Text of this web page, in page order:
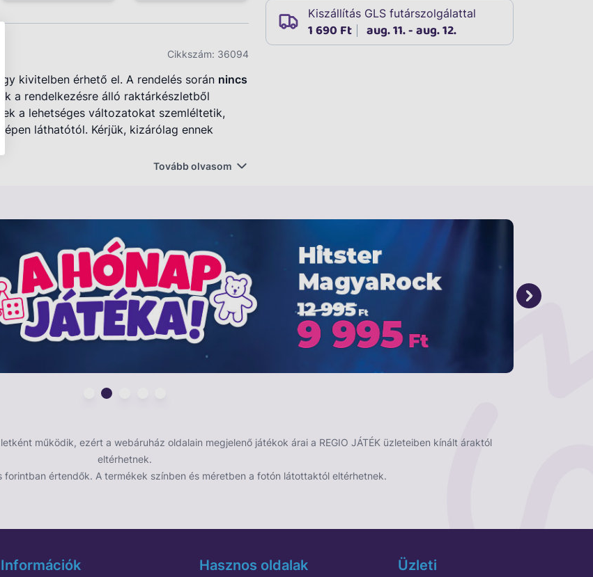
Cikkszám: 36094
kivitelben érhető el. A rendelés során nincs
a rendelkezésre álló raktárkészletből
a lehetséges változatokat szemléltetik,
láthatótól. Kérjük, kizárólag ennek
Tovább olvasom
Kiszállítás GLS futárszolgálattal
1 690 Ft aug. 11. - aug. 12.
működik, ezért a webáruház oldalain megjelenő játékok árai a REGIO JÁTÉK üzleteiben kínált áraktól
eltérhetnek.
forintban értendők. A termékek színben és méretben a fotón látottaktól eltérhetnek.
Információk Hasznos oldalak Üzleti